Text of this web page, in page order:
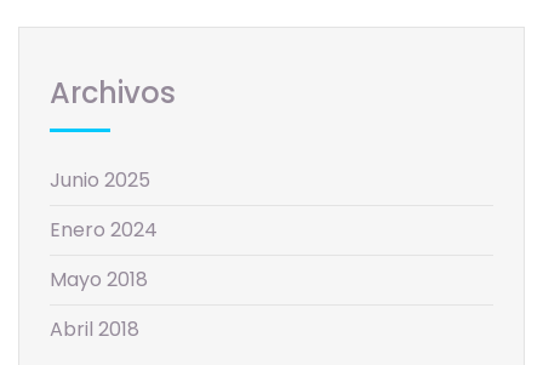
Archivos
Junio 2025
Enero 2024
Mayo 2018
Abril 2018